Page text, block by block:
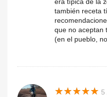
también receta
que no aceptan
(en el pueblo,
★★★★★
★★★★★ 5